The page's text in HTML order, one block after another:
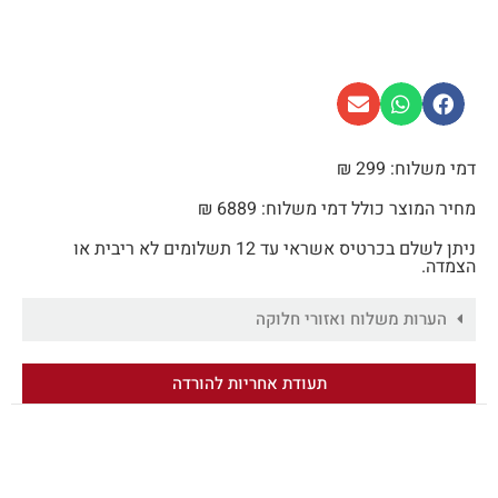
דמי משלוח: 299 ₪
מחיר המוצר כולל דמי משלוח: 6889 ₪
ניתן לשלם בכרטיס אשראי עד 12 תשלומים לא ריבית או
הצמדה.
הערות משלוח ואזורי חלוקה
תעודת אחריות להורדה